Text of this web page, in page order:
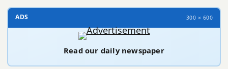
ADS 300 × 600
Read our daily newspaper